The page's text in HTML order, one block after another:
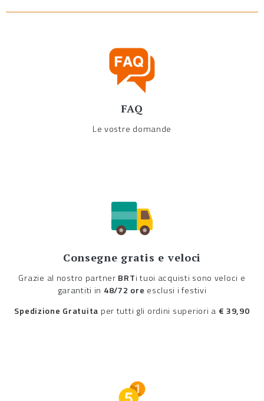
FAQ
Le vostre domande
Consegne gratis e veloci
Grazie al nostro partner BRTi tuoi acquisti sono veloci e
garantiti in 48/72 ore esclusi i festivi
Spedizione Gratuita per tutti gli ordini superiori a € 39,90